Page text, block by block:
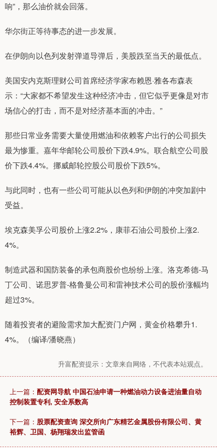
响”，那么油价就会回落。
华尔街正等待事态的进一步发展。
在伊朗向以色列发射弹道导弹后，美股跌至当天的最低点。
美国安内克斯理财公司首席经济学家布赖恩·雅各布森表
示：“大家都不希望发生这种经济冲击，但它似乎更像是对市
场信心的打击，而不是对经济基本面的冲击。”
那些日常业务需要大量使用燃油和依赖客户出行的公司损失
最为惨重。嘉年华邮轮公司股价下跌4.9%。联合航空公司股
价下跌4.4%。挪威邮轮控股公司股价下跌5%。
与此同时，也有一些公司可能从以色列和伊朗的冲突加剧中
受益。
埃克森美孚公司股价上涨2.2%，康菲石油公司股价上涨2.
4%。
制造武器和国防装备的承包商股价也纷纷上涨。洛克希德-马
丁公司、诺思罗普-格鲁曼公司和雷神技术公司的股价涨幅均
超过3%。
随着投资者的避险需求加大配资门户网，黄金价格攀升1.
4%。（编译/潘晓燕）
升富配资提示：文章来自网络，不代表本站观点。
上一篇： 配资网导航 中国石油申请一种燃油动力设备进油量自动
控制装置专利, 安全系数高
下一篇： 股票配资查询 深交所向广东精艺金属股份有限公司、黄
裕辉、卫国、杨翔瑞发出监管函